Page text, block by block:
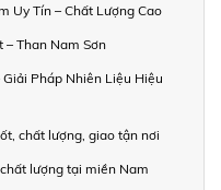
Uy Tín – Chất Lượng Cao
– Than Nam Sơn
Pháp Nhiên Liệu Hiệu
chất lượng, giao tận nơi
lượng tại miền Nam